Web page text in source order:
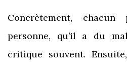
Concrètement,
personne, qu’il a du
critique souvent.